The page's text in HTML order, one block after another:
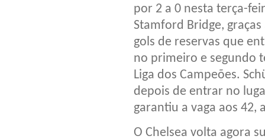
por 2 a 0 nesta terça-
Stamford Bridge, graças
gols de reservas que
no primeiro e segundo
Liga dos Campeões.
depois de entrar no
garantiu a vaga aos 42,
O Chelsea volta agora